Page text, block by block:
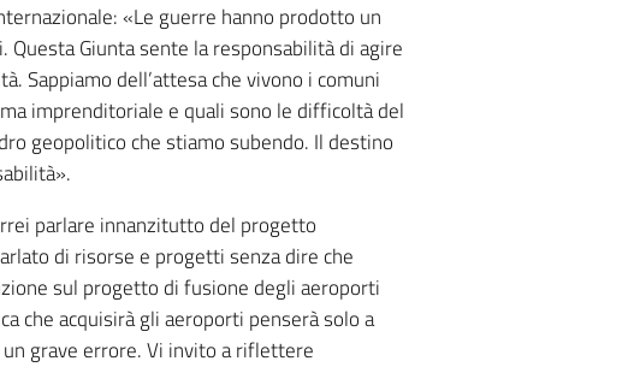
«Le guerre hanno prodotto un
Giunta sente la responsabilità di agire
Sappiamo dell’attesa che vivono i comuni
imprenditoriale e quali sono le difficoltà del
geopolitico che stiamo subendo. Il destino
parlare innanzitutto del progetto
di risorse e progetti senza dire che
sul progetto di fusione degli aeroporti
che acquisirà gli aeroporti penserà solo a
grave errore. Vi invito a riflettere